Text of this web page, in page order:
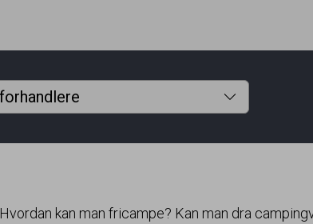
Hvordan kan man fricampe? Kan man dra